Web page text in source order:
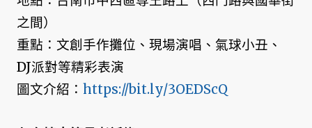
之間）
重點：文創手作攤位、現場演唱、氣球小丑、
DJ派對等精彩表演
圖文介紹： https://bit.ly/3OEDScQ